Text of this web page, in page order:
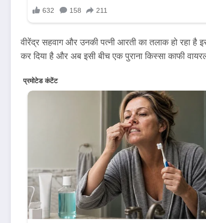
वीरेंद्र सहवाग और उनकी पत्नी आरती का तलाक हो रहा
कर दिया है और अब इसी बीच एक पुराना किस्सा काफी